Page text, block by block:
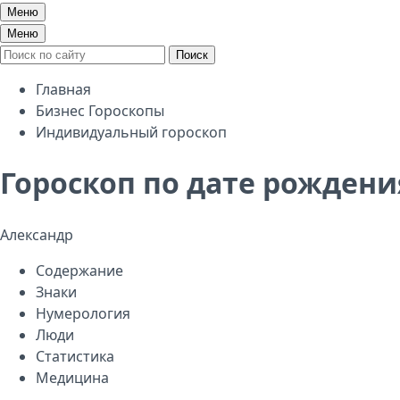
Меню
Меню
Поиск
Главная
Бизнес Гороскопы
Индивидуальный гороскоп
Гороскоп по дате
Александр
Содержание
Знаки
Нумерология
Люди
Статистика
Медицина